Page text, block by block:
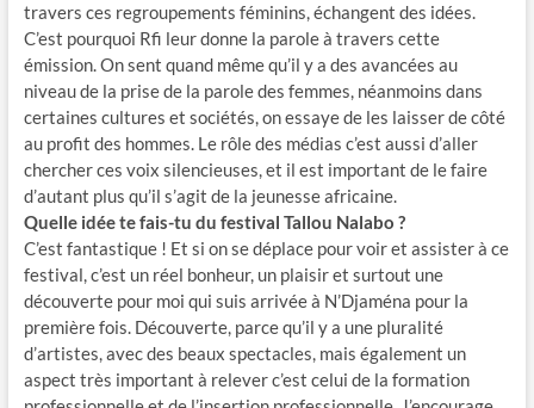
travers ces regroupements féminins, échangent des idées.
C’est pourquoi Rfi leur donne la parole à travers cette
émission. On sent quand même qu’il y a des avancées au
niveau de la prise de la parole des femmes, néanmoins dans
certaines cultures et sociétés, on essaye de les laisser de côté
au profit des hommes. Le rôle des médias c’est aussi d’aller
chercher ces voix silencieuses, et il est important de le faire
d’autant plus qu’il s’agit de la jeunesse africaine.
Quelle idée te fais-tu du festival Tallou Nalabo ?
C’est fantastique ! Et si on se déplace pour voir et assister à ce
festival, c’est un réel bonheur, un plaisir et surtout une
découverte pour moi qui suis arrivée à N’Djaména pour la
première fois. Découverte, parce qu’il y a une pluralité
d’artistes, avec des beaux spectacles, mais également un
aspect très important à relever c’est celui de la formation